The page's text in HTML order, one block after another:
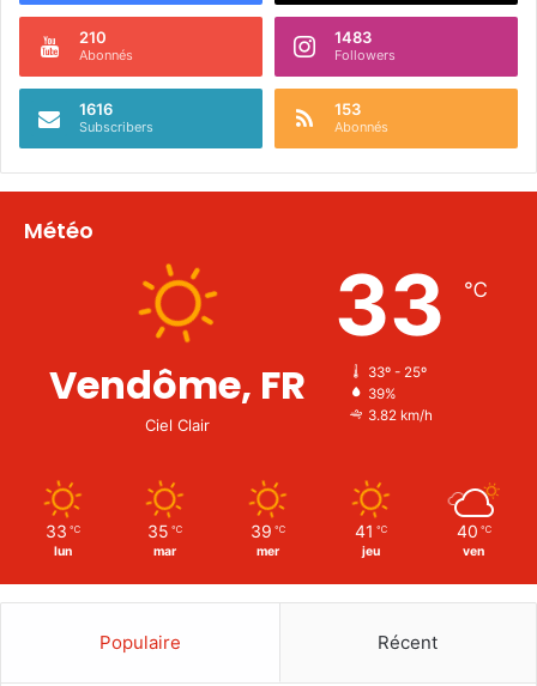
210
Abonnés
1483
Followers
1616
Subscribers
153
Abonnés
Météo
Vendôme, FR
Ciel Clair
33 ℃
33º - 25º
39%
3.82 km/h
33 ℃
lun
35 ℃
mar
39 ℃
mer
41 ℃
jeu
40 ℃
ven
Populaire Récent